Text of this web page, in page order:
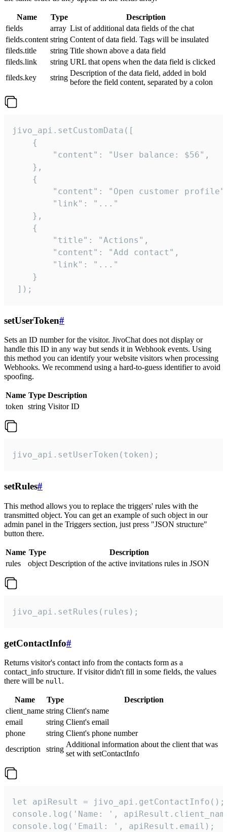
Name Type
Description
fields
array List of additional data fields of the chat
fields.content string Content of data field. Tags will be insulated
fileds.title
string Title shown above a data field
fileds.link
string URL that opens when the data field is clicked
fileds.key
string
Description of the data field, added in bold
before the field content, separated by a colon
jivo_api.setCustomData([
    {
        "content": "User balance: $56",
    },
    {
"content": "Open customer
        "link": "..."
    },
    {
        "title": "Actions",
        "content": "Add contact",
        "link": "..."
    }
]);
setUserToken#
Sets an ID number for the visitor. JivoChat does not display or
handle this ID in any way but sends it in Webhook events. Using
this method you can identify your website visitors when processing
Webhooks. We recommend using a hard-to-guess identifier to avoid
spoofing.
Name Type Description
token string Visitor ID
jivo_api.setUserToken(token);
setRules#
This method allows you to replace the triggers' rules with the
transmitted object. You can get an example of such object in our
admin panel in the Triggers section, just press "JSON structure"
button there.
Name Type
Description
rules
object Description of the active invitations rules in JSON
jivo_api.setRules(rules);
getContactInfo#
Returns visitor's contact info from the contacts form as a
contact_info structure. If visitor didn't fill in some fields, the values
there will be null.
Name Type
Description
client_name string Client's name
email
string Client's email
phone
string Client's phone number
description
string
Additional information about the client that was
set with setContactInfo
let apiResult = jivo_api.getContactInfo();
console.log('Name: ',
console.log('Email: ', apiResult.email);